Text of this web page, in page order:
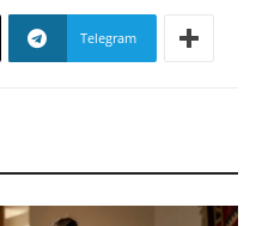
Telegram